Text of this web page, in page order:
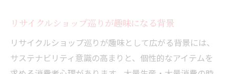
リサイクルショップ巡りが趣味になる背景
リサイクルショップ巡りが趣味として広がる背景には、
サステナビリティ意識の高まりと、個性的なアイテムを